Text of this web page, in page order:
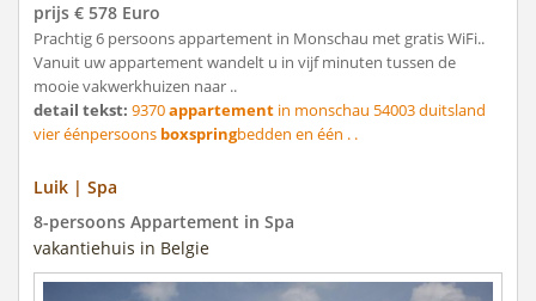
prijs € 578 Euro
Prachtig 6 persoons appartement in Monschau met gratis WiFi..
Vanuit uw appartement wandelt u in vijf minuten tussen de
mooie vakwerkhuizen naar ..
detail tekst: 9370appartement in monschau 54003 duitsland
vier éénpersoons boxspringbedden en één . .
Luik | Spa
8-persoons Appartement in Spa
vakantiehuis in Belgie